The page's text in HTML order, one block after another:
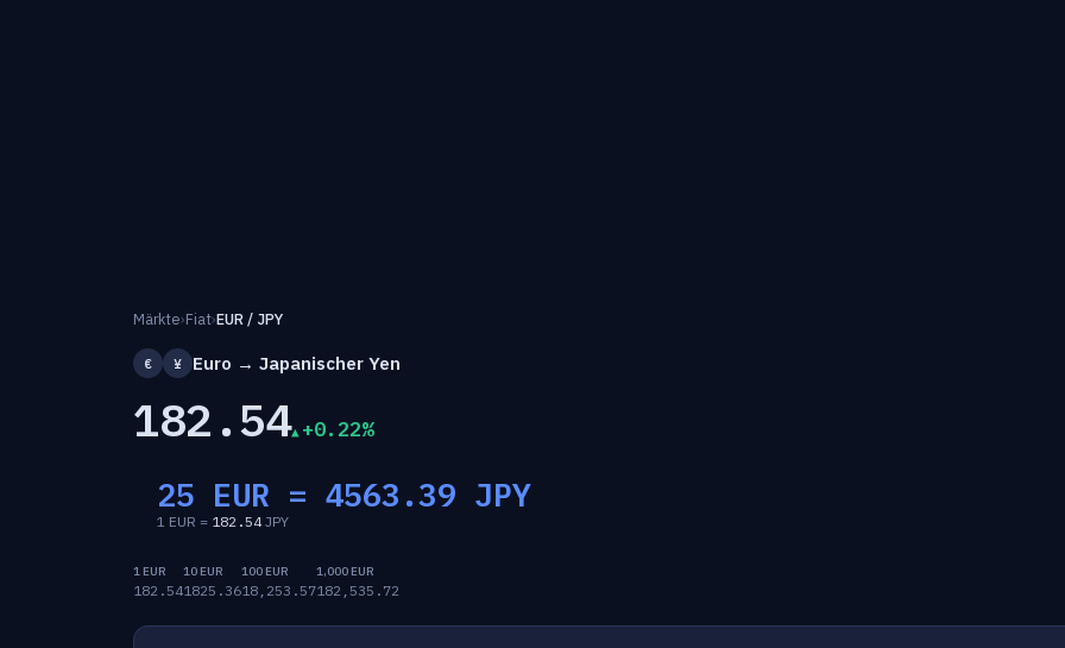
Märkte›Fiat›EUR / JPY
€ ¥ Euro → Japanischer Yen
182.54 +0.22%
25 EUR = 4563.39 JPY
1 EUR = 182.54JPY
1 EUR
182.54
10 EUR
1825.36
100 EUR
18,253.57
1,000 EUR
182,535.72